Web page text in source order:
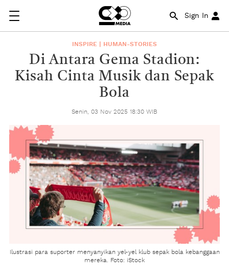
Sign In
INSPIRE | HUMAN-STORIES
Di Antara Gema Stadion:
Kisah Cinta Musik dan Sepak
Bola
Senin, 03 Nov 2025 18:30 WIB
Ilustrasi para suporter menyanyikan yel-yel klub sepak bola kebanggaan
mereka. Foto: iStock